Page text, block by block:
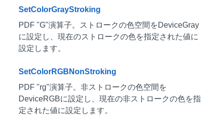
SetColorGrayStroking
PDF "G"演算子。ストロークの色空間をDeviceGray
に設定し、現在のストロークの色を指定された値に
設定します。
SetColorRGBNonStroking
PDF "rg"演算子。非ストロークの色空間を
DeviceRGBに設定し、現在の非ストロークの色を指
定された値に設定します。